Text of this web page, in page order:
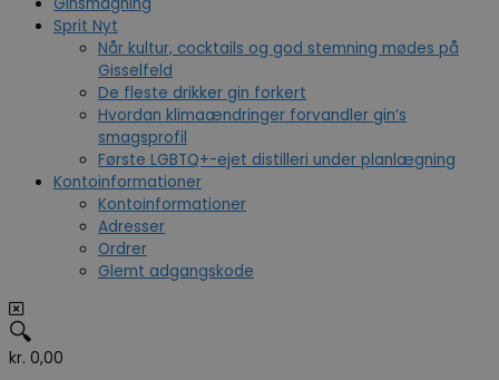
Sprit Nyt
Når kultur, cocktails og god stemning mødes på
Gisselfeld
De fleste drikker gin forkert
Hvordan klimaændringer forvandler gin’s
smagsprofil
Første LGBTQ+-ejet distilleri under planlægning
Kontoinformationer
Kontoinformationer
Adresser
Ordrer
Glemt adgangskode
🔍
kr. 0,00